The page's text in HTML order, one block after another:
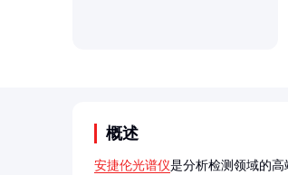
概述
安捷伦光谱仪是分析检测领域的